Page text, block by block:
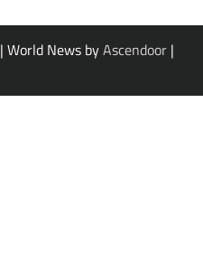
| World News byAscendoor |